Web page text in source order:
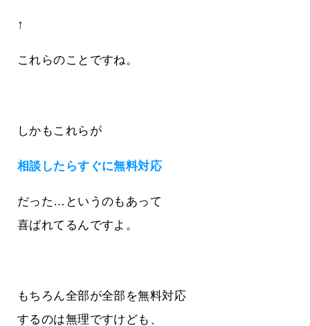
↑
これらのことですね。
しかもこれらが
相談したらすぐに無料対応
だった…というのもあって
喜ばれてるんですよ。
もちろん全部が全部を無料対応
するのは無理ですけども、